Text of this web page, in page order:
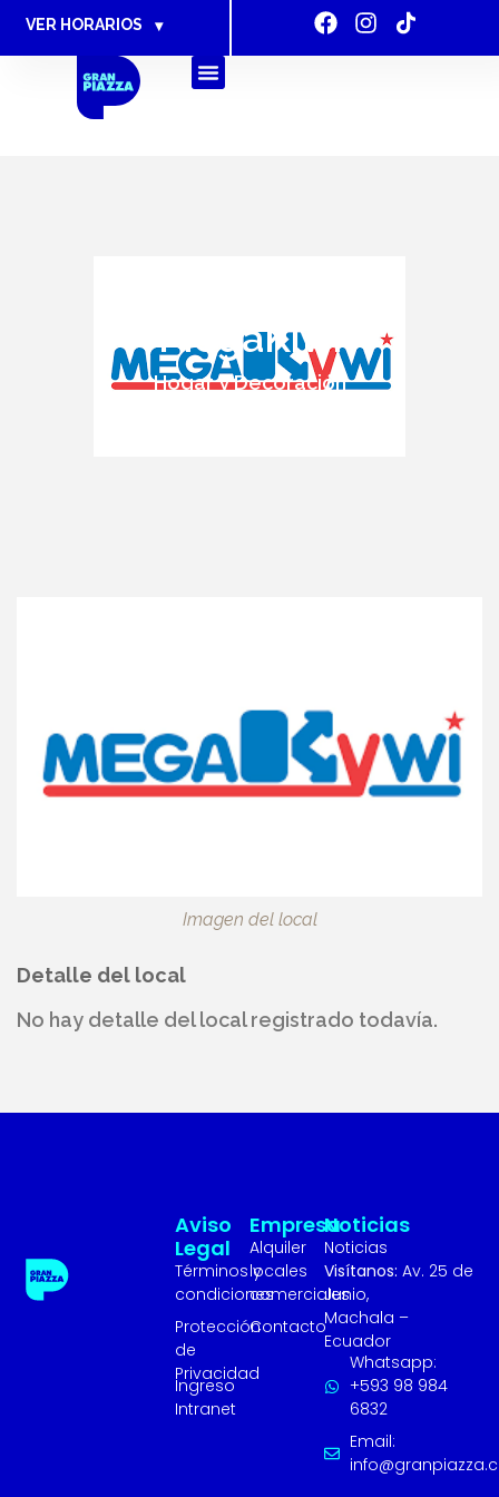
VER HORARIOS ▾
MegaKiwi
Hogar y Decoración
Imagen del local
Detalle del local
No hay detalle del local registrado todavía.
Empresa
Alquiler
locales
comerciales
Contacto
Aviso
Legal
Términos y
condiciones
Protección
de
Privacidad
Ingreso
Intranet
Noticias
Noticias
Visítanos: Av. 25 de
Junio,
Machala –
Ecuador
Whatsapp:
+593 98 984
6832
Email: